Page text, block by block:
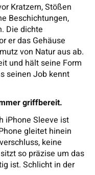
Kratzern, Stößen
Beschichtungen,
Die dichte
er das Gehäuse
von Natur aus ab.
und hält seine Form
seinen Job kennt
griffbereit.
iPhone Sleeve ist
gleitet hinein
keine
so präzise um das
ist. Schlicht in der